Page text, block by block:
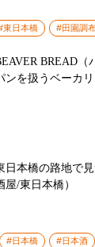
東日本橋 #田園調
BREAD（
ンを扱うベーカ
日本橋の路地で
屋/東日本橋）
#日本橋 #日本酒